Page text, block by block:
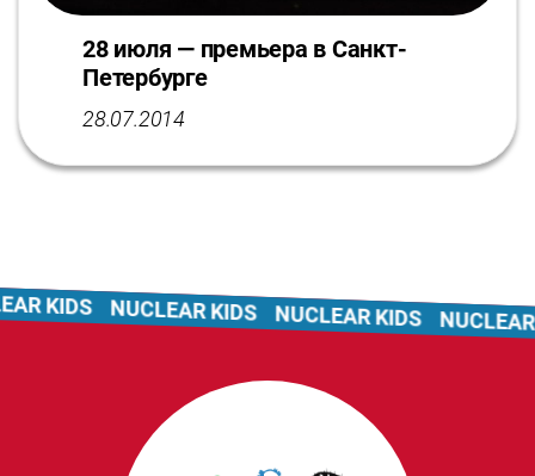
28 июля — премьера в Санкт-
Петербурге
28.07.2014
KIDS NUCLEAR KIDS NUCLEAR KIDS NUCLEAR